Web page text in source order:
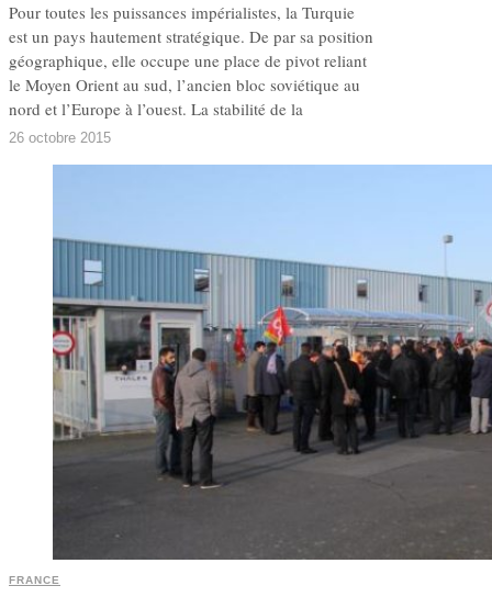
Pour toutes les puissances impérialistes, la Turquie
est un pays hautement stratégique. De par sa position
géographique, elle occupe une place de pivot reliant
le Moyen Orient au sud, l’ancien bloc soviétique au
nord et l’Europe à l’ouest. La stabilité de la
26 octobre 2015
FRANCE